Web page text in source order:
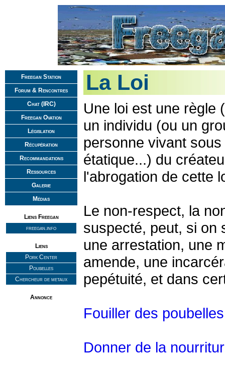
Freegan Station
Forum & Rencontres
Chat (IRC)
Freegan Ovation
Législation
Récupération
Recommandations
Ressources
Galerie
Médias
Liens Freegan
freegan.info
Liens
Pork Center
Poubelles
Chercheur de metaux
Annonce
La Loi
Une loi est une règle
un individu (ou un
personne vivant
étatique...) du
l'abrogation de cette
Le non-respect, la
suspecté, peut, si on
une arrestation, une
amende, une
pepétuité, et dans
Fouiller des poubelles
Donner de la